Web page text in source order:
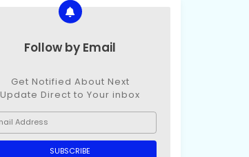
Follow by Email
Get Notified About Next
Update Direct to Your inbox